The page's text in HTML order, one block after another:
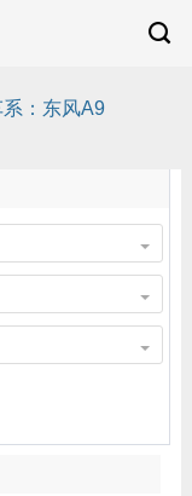
系：东风A9